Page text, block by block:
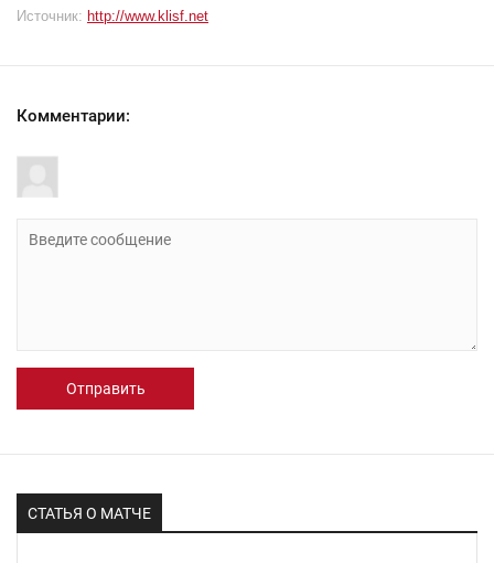
Источник: http://www.klisf.net
Комментарии:
Отправить
СТАТЬЯ О МАТЧЕ